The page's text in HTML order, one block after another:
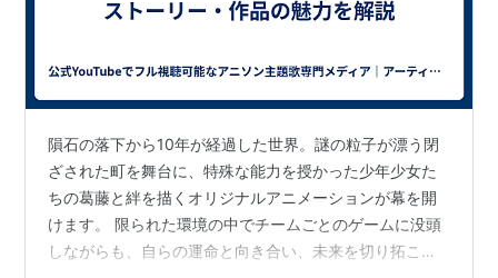
を受け継ぎながら、進化「Evolution」を意味する「E」
JT：MILD SEVENはMEVIUSへ全世界でブランド名
称を刷新しデザインも統一、さらなる成長へ向けブ
ランドエクイティを強化（pdf）
Changes in cigarette pack colors called not so
隕石の落下から10年が経過した世界。謎の粒子が漂う閉
ざされた町を舞台に、特殊な能力を授かった少年少女た
ちの葛藤と絆を描くオリジナルアニメーションが幕を開
けます。 限られた環境の中でチームごとのゲームに没頭
しながらも、自らの運命と向き合い、未来を切り拓こう